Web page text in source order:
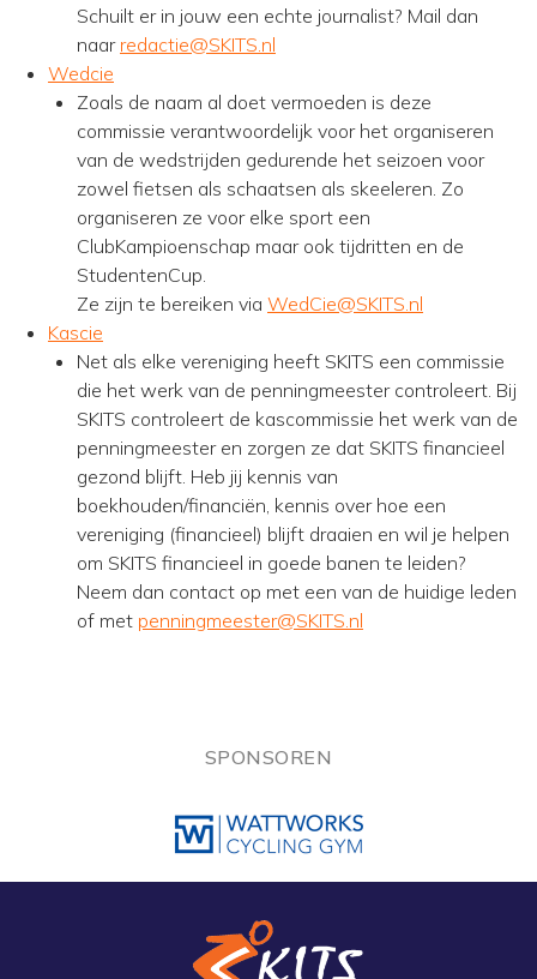
Schuilt er in jouw een echte journalist? Mail dan
naar redactie@SKITS.nl
Wedcie
Zoals de naam al doet vermoeden is deze
commissie verantwoordelijk voor het organiseren
van de wedstrijden gedurende het seizoen voor
zowel fietsen als schaatsen als skeeleren. Zo
organiseren ze voor elke sport een
ClubKampioenschap maar ook tijdritten en de
StudentenCup.
Ze zijn te bereiken via WedCie@SKITS.nl
Kascie
Net als elke vereniging heeft SKITS een commissie
die het werk van de penningmeester controleert. Bij
SKITS controleert de kascommissie het werk van de
penningmeester en zorgen ze dat SKITS financieel
gezond blijft. Heb jij kennis van
boekhouden/financiën, kennis over hoe een
vereniging (financieel) blijft draaien en wil je helpen
om SKITS financieel in goede banen te leiden?
Neem dan contact op met een van de huidige leden
of met penningmeester@SKITS.nl
SPONSOREN